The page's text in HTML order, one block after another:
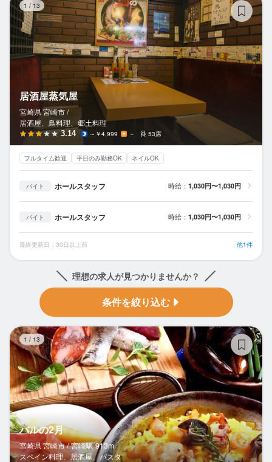
1 / 13
居酒屋蒸気屋
宮崎県 宮崎市 /
居酒屋、鳥料理、郷土料理
3.14 ～￥4,999 － 53席
フルタイム歓迎 平日のみ勤務OK ネイルOK
バイト ホールスタッフ 時給： 1,030円〜1,030円
バイト ホールスタッフ 時給： 1,030円〜1,030円
最終更新日：30日以上前 他1件
理想の求人が見つかりませんか？
条件を絞り込む
1 / 13
バルの2月
宮崎県 宮崎市 / 宮崎駅 913m
スペイン料理、居酒屋、パスタ